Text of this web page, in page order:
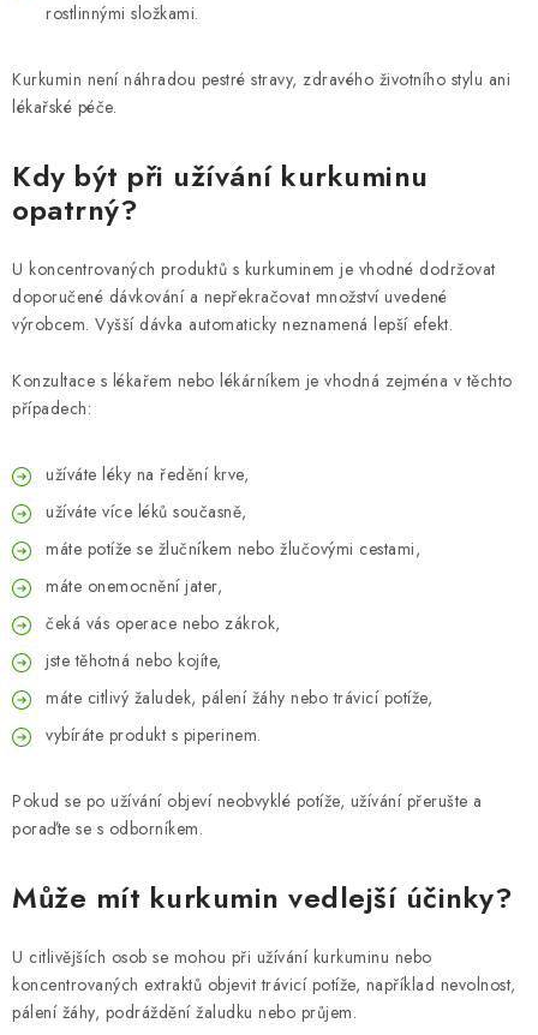
rostlinnými složkami.
Kurkumin není náhradou pestré stravy, zdravého životního stylu ani
lékařské péče.
Kdy být při užívání kurkuminu
opatrný?
U koncentrovaných produktů s kurkuminem je vhodné dodržovat
doporučené dávkování a nepřekračovat množství uvedené
výrobcem. Vyšší dávka automaticky neznamená lepší efekt.
Konzultace s lékařem nebo lékárníkem je vhodná zejména v těchto
případech:
užíváte léky na ředění krve,
užíváte více léků současně,
máte potíže se žlučníkem nebo žlučovými cestami,
máte onemocnění jater,
čeká vás operace nebo zákrok,
jste těhotná nebo kojíte,
máte citlivý žaludek, pálení žáhy nebo trávicí potíže,
vybíráte produkt s piperinem.
Pokud se po užívání objeví neobvyklé potíže, užívání přerušte a
poraďte se s odborníkem.
Může mít kurkumin vedlejší účinky?
U citlivějších osob se mohou při užívání kurkuminu nebo
koncentrovaných extraktů objevit trávicí potíže, například nevolnost,
pálení žáhy, podráždění žaludku nebo průjem.